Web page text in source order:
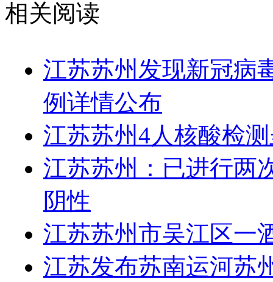
相关阅读
江苏苏州发现新冠病
例详情公布
江苏苏州4人核酸检
江苏苏州：已进行两
阴性
江苏苏州市吴江区一
江苏发布苏南运河苏